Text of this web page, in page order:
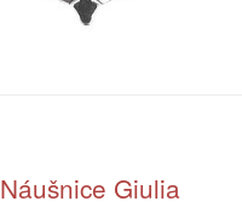
Náušnice Giulia